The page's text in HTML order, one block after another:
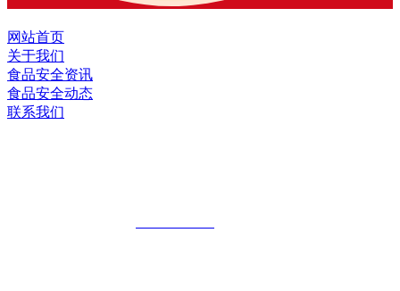
网站首页
关于我们
食品安全资讯
食品安全动态
联系我们